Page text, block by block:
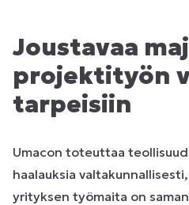
Joustavaa
projektityön
tarpeisiin
Umacon toteuttaa
haalauksia
yrityksen työmaita on